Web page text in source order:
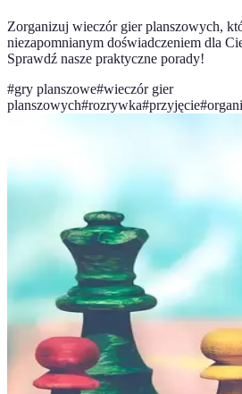
Zorganizuj wieczór gier planszowych,
niezapomnianym doświadczeniem dla
Sprawdź nasze praktyczne porady!
#gry planszowe#wieczór gier
planszowych#rozrywka#przyjęcie#